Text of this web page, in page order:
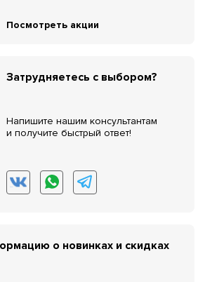
Посмотреть акции
Затрудняетесь с выбором?
Напишите нашим консультантам
и получите быстрый ответ!
о новинках и скидках